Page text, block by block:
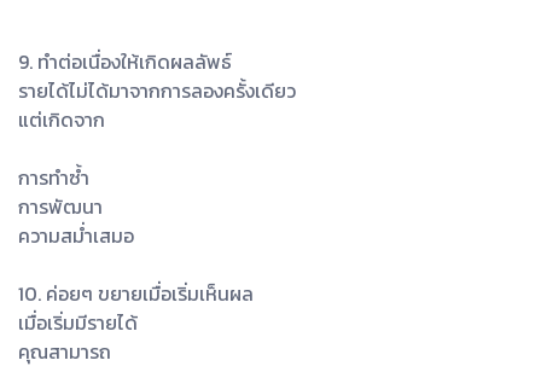
9. ทำต่อเนื่องให้เกิดผลลัพธ์
รายได้ไม่ได้มาจากการลองครั้งเดียว
แต่เกิดจาก
การทำซ้ำ
การพัฒนา
ความสม่ำเสมอ
10. ค่อยๆ ขยายเมื่อเริ่มเห็นผล
เมื่อเริ่มมีรายได้
คุณสามารถ